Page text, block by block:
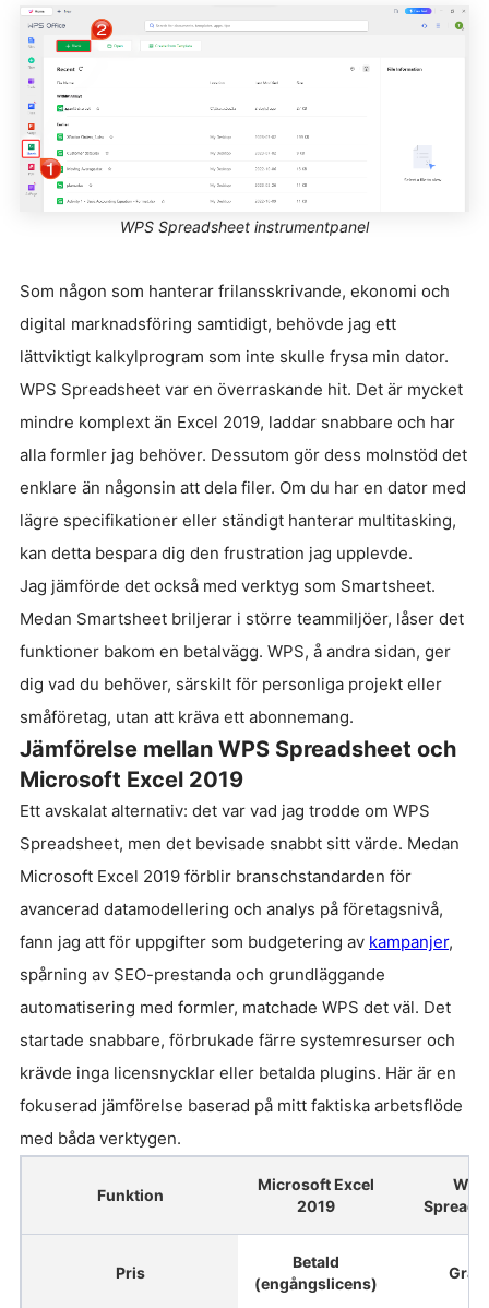
WPS Spreadsheet instrumentpanel
Som någon som hanterar frilansskrivande, ekonomi och
digital marknadsföring samtidigt, behövde jag ett
lättviktigt kalkylprogram som inte skulle frysa min dator.
WPS Spreadsheet var en överraskande hit. Det är mycket
mindre komplext än Excel 2019, laddar snabbare och har
alla formler jag behöver. Dessutom gör dess molnstöd det
enklare än någonsin att dela filer. Om du har en dator med
lägre specifikationer eller ständigt hanterar multitasking,
kan detta bespara dig den frustration jag upplevde.
Jag jämförde det också med verktyg som Smartsheet.
Medan Smartsheet briljerar i större teammiljöer, låser det
funktioner bakom en betalvägg. WPS, å andra sidan, ger
dig vad du behöver, särskilt för personliga projekt eller
småföretag, utan att kräva ett abonnemang.
Jämförelse mellan WPS Spreadsheet och
Microsoft Excel 2019
Ett avskalat alternativ: det var vad jag trodde om WPS
Spreadsheet, men det bevisade snabbt sitt värde. Medan
Microsoft Excel 2019 förblir branschstandarden för
avancerad datamodellering och analys på företagsnivå,
fann jag att för uppgifter som budgetering av kampanjer,
spårning av SEO-prestanda och grundläggande
automatisering med formler, matchade WPS det väl. Det
startade snabbare, förbrukade färre systemresurser och
krävde inga licensnycklar eller betalda plugins. Här är en
fokuserad jämförelse baserad på mitt faktiska arbetsflöde
med båda verktygen.
Funktion
Microsoft Excel
2019
WPS
Pris
Betald
(engångslicens)